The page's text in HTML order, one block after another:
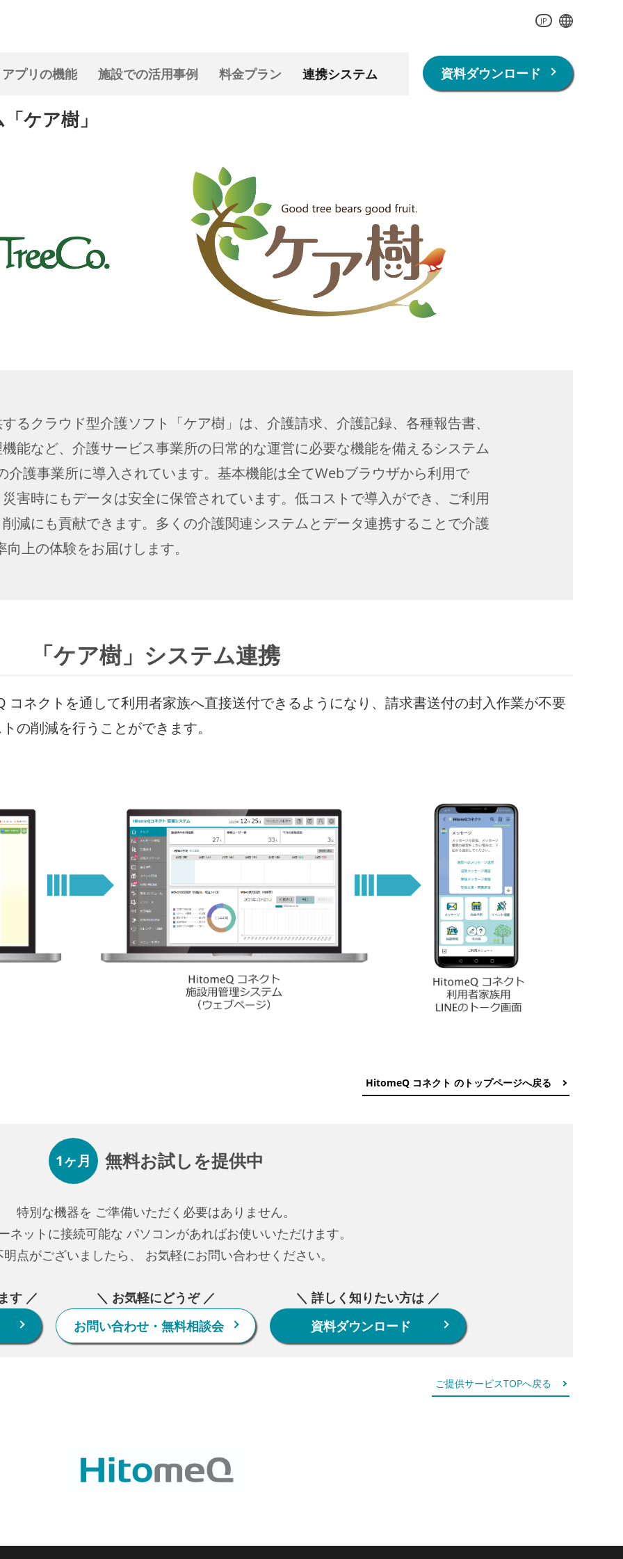
JP
アプリの機能 施設での活用事例 料金プラン 連携システム 資料ダウンロード
ケア樹」
るクラウド型介護ソフト「ケア樹」は、介護請求、介護記録、各種報告書、
能など、介護サービス事業所の日常的な運営に必要な機能を備えるシステム
介護事業所に導入されています。基本機能は全てWebブラウザから利用で
害時にもデータは安全に保管されています。低コストで導入ができ、ご利用
減にも貢献できます。多くの介護関連システムとデータ連携することで介護
上の体験をお届けします。
「ケア樹」システム連携
ネクトを通して利用者家族へ直接送付できるようになり、請求書送付の封入作業が不要
の削減を行うことができます。
HitomeQ コネクト のトップページへ戻る
1ヶ月 無料お試しを提供中
特別な機器を ご準備いただく必要はありません。
ネットに接続可能な パソコンがあればお使いいただけます。
点がございましたら、
お気軽にお問い合わせください。
す ／
＼ お気軽にどうぞ ／
お問い合わせ・無料相談会
＼ 詳しく知りたい方は ／
資料ダウンロード
ご提供サービスTOPへ戻る